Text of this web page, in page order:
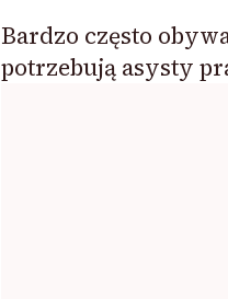
Bardzo często
potrzebują asysty